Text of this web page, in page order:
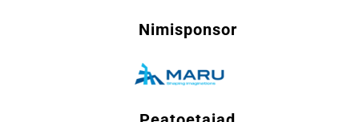
Nimisponsor